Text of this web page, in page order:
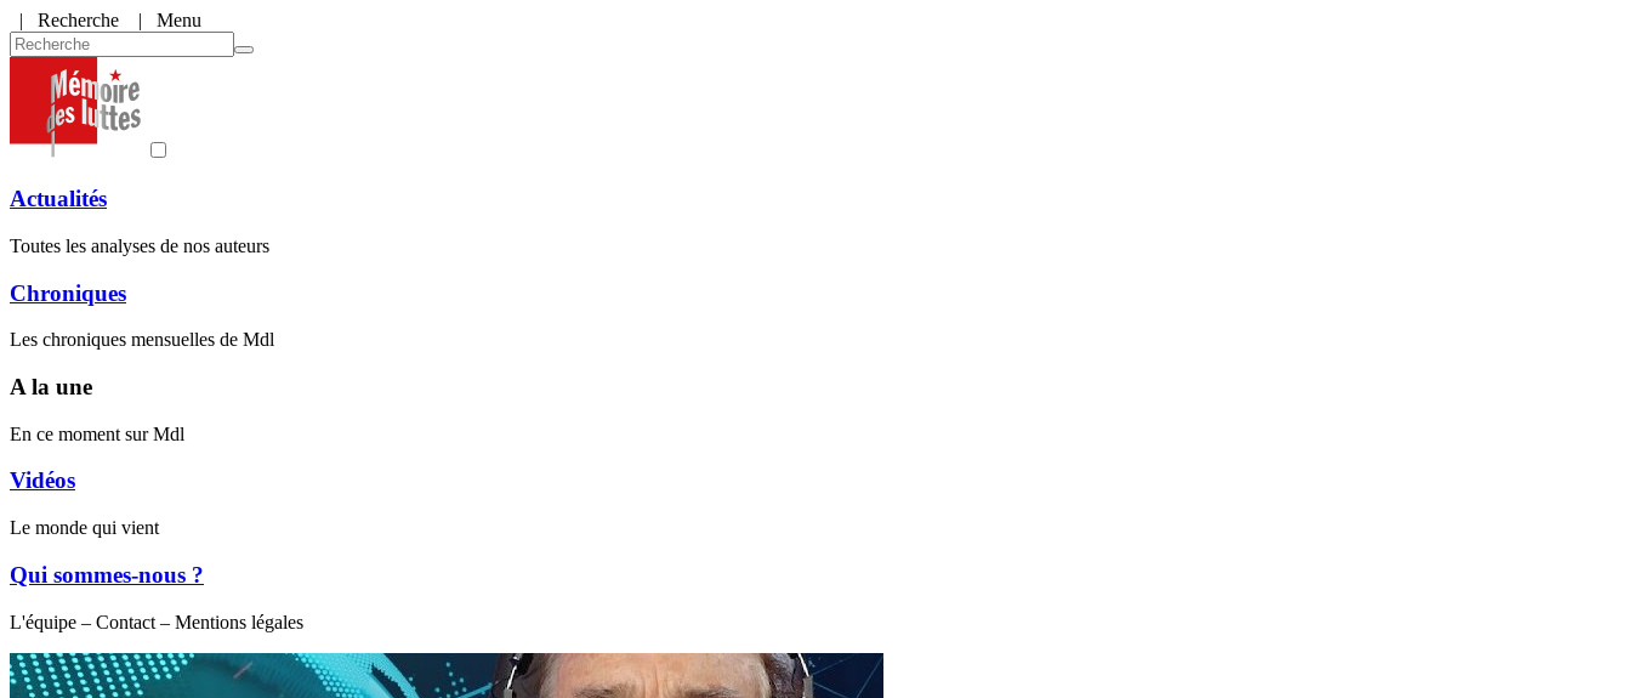
| Recherche | Menu
Actualités
Toutes les analyses de nos auteurs
Chroniques
Les chroniques mensuelles de Mdl
A la une
En ce moment sur Mdl
Vidéos
Le monde qui vient
Qui sommes-nous ?
L'équipe – Contact – Mentions légales